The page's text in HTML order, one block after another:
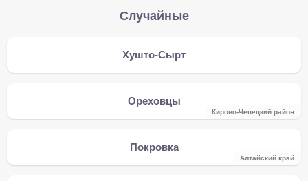
Случайные
Хушто-Сырт
Ореховцы
Кирово-Чепецкий район
Покровка
Алтайский край